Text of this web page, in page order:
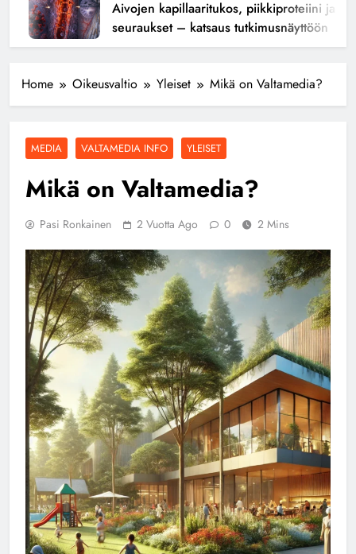
Aivojen kapillaaritukos, piikkiproteiini ja
seuraukset – katsaus tutkimusnäyttöön
Home Oikeusvaltio Yleiset Mikä on Valtamedia?
MEDIA VALTAMEDIA INFO YLEISET
Mikä on Valtamedia?
Pasi Ronkainen 2 Vuotta Ago 0 2 Mins